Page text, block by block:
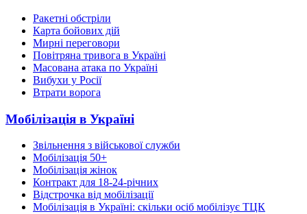
Ракетні обстріли
Карта бойових дій
Мирні переговори
Повітряна тривога в Україні
Масована атака по Україні
Вибухи у Росії
Втрати ворога
Мобілізація в Україні
Звільнення з військової служби
Мобілізація 50+
Мобілізація жінок
Контракт для 18-24-річних
Відстрочка від мобілізації
Мобілізація в Україні: скільки осіб мобілізує ТЦК